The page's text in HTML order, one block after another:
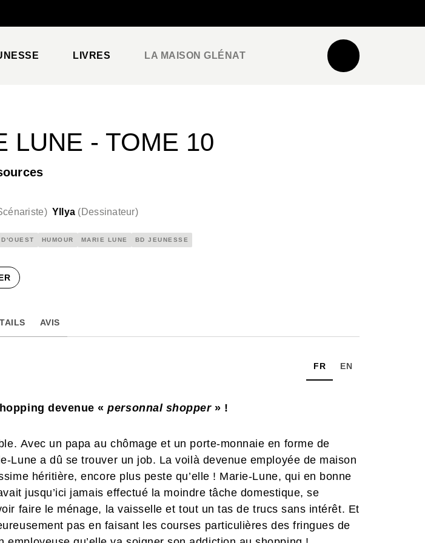
LIVRES LA MAISON GLÉNAT
LUNE - TOME 10
) Yllya (Dessinateur)
HUMOUR MARIE LUNE BD JEUNESSE
AVIS
FR EN
devenue «personnal shopper» !
Avec un papa au chômage et un porte-monnaie en forme de
Lune a dû se trouver un job. La voilà devenue employée de maison
héritière, encore plus peste qu’elle ! Marie-Lune, qui en bonne
jusqu’ici jamais effectué la moindre tâche domestique, se
faire le ménage, la vaisselle et tout un tas de trucs sans intérêt. Et
pas en faisant les courses particulières des fringues de